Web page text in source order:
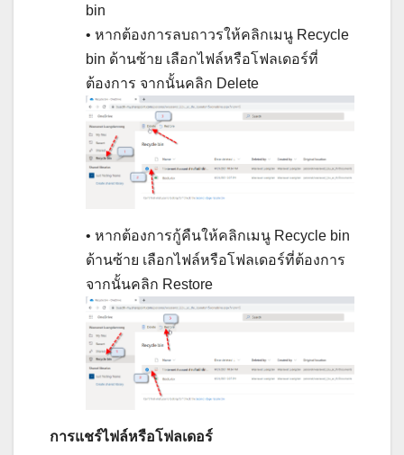
bin
• หากต้องการลบถาวรให้คลิกเมนู Recycle
bin ด้านซ้าย เลือกไฟล์หรือโฟลเดอร์ที่
ต้องการ จากนั้นคลิก Delete
• หากต้องการกู้คืนให้คลิกเมนู Recycle bin
ด้านซ้าย เลือกไฟล์หรือโฟลเดอร์ที่ต้องการ
จากนั้นคลิก Restore
การแชร์ไฟล์หรือโฟลเดอร์